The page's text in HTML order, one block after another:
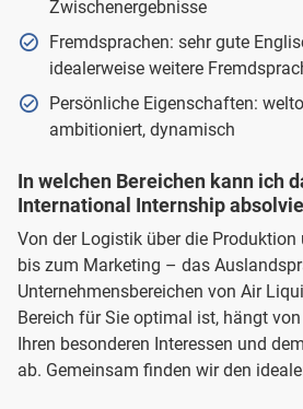
Zwischenergebnisse
Fremdsprachen: sehr gute
idealerweise weitere
Persönliche Eigenschaften:
ambitioniert, dynamisch
In welchen Bereichen kann ich
International Internship
Von der Logistik über die
bis zum Marketing – das
Unternehmensbereichen von Air
Bereich für Sie optimal ist, hängt
Ihren besonderen Interessen und
ab. Gemeinsam finden wir den